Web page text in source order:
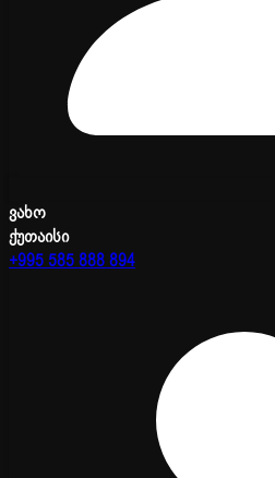
ვახო
ქუთაისი
+995 585 888 894